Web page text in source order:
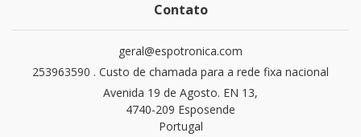
Contato
geral@espotronica.com
253963590 . Custo de chamada para a rede fixa nacional
Avenida 19 de Agosto. EN 13,
4740-209 Esposende
Portugal